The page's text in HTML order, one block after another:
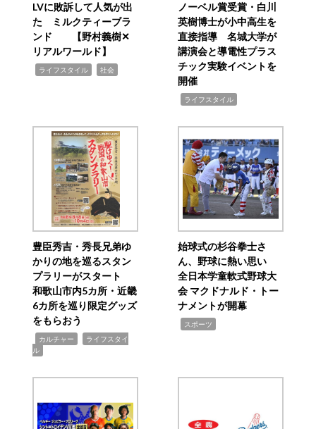
LVに敗訴して人気が出
た ミルクティーブラ
ンド 【野村義樹✕
リアルワールド】
ライフスタイル 社会
ノーベル賞受賞・白川
英樹博士が小中高生を
直接指導 名城大学が
講演会と導電性プラス
チック実験イベントを
開催
ライフスタイル
豊臣秀吉・秀長兄弟ゆ
かりの地を巡るスタン
プラリーがスタート
和歌山市内5カ所・近畿
6カ所を巡り限定グッズ
をもらおう
カルチャー
ライフスタイ
ル
始球式の杉谷拳士さ
ん、野球に熱い思い
全日本学童軟式野球大
会 マクドナルド・トー
ナメントが開幕
スポーツ